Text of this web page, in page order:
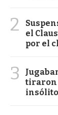
2
el
por el
3
tiraron